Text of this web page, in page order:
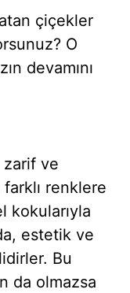
çiçekler
O
devamını
ve
renklere
kokularıyla
estetik ve
Bu
da olmazsa